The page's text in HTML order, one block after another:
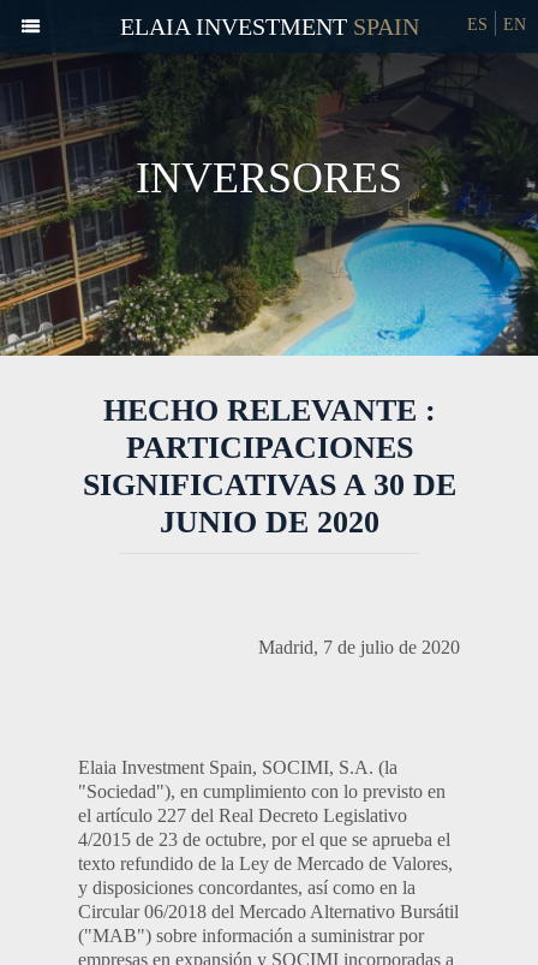
ELAIA INVESTMENT ES EN
INVERSORES
HECHO RELEVANTE :
PARTICIPACIONES
SIGNIFICATIVAS A 30 DE
JUNIO DE 2020
Madrid, 7 de julio de 2020
Elaia Investment Spain, SOCIMI, S.A. (la
"Sociedad"), en cumplimiento con lo previsto en
el artículo 227 del Real Decreto Legislativo
4/2015 de 23 de octubre, por el que se aprueba el
texto refundido de la Ley de Mercado de Valores,
y disposiciones concordantes, así como en la
Circular 06/2018 del Mercado Alternativo Bursátil
("MAB") sobre información a suministrar por
empresas en expansión y SOCIMI incorporadas a